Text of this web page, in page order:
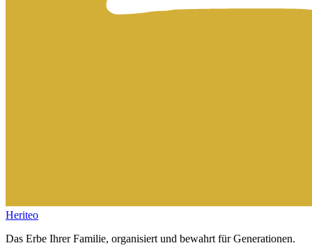
Heriteo
Das Erbe Ihrer Familie, organisiert und bewahrt für Generationen.